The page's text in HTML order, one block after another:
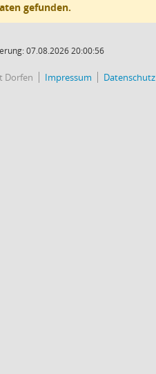
gefunden.
07.08.2026 20:00:56
Dorfen Impressum Datenschutz